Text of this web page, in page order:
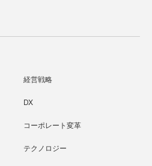
経営戦略
DX
コーポレート変革
テクノロジー